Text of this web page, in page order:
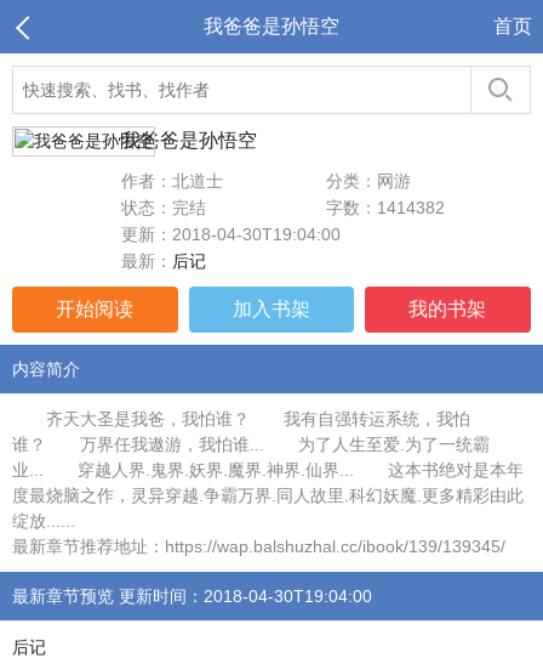
我爸爸是孙悟空 首页
我爸爸是孙悟空
作者：北道士
分类：网游
状态：完结
字数：1414382
更新：2018-04-30T19:04:00
最新： 后记
开始阅读 加入书架 我的书架
内容简介
齐天大圣是我爸，我怕谁？ 我有自强转运系统，我怕
谁？ 万界任我遨游，我怕谁... 为了人生至爱.为了一统霸
业... 穿越人界.鬼界.妖界.魔界.神界.仙界... 这本书绝对是本年
度最烧脑之作，灵异穿越.争霸万界.同人故里.科幻妖魔.更多精彩由此
绽放......
最新章节推荐地址：https://wap.balshuzhal.cc/ibook/139/139345/
最新章节预览 更新时间：2018-04-30T19:04:00
后记